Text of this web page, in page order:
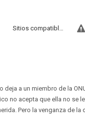
Sitios compatibles
deja a un miembro de la
no acepta que ella no se
Pero la venganza de la